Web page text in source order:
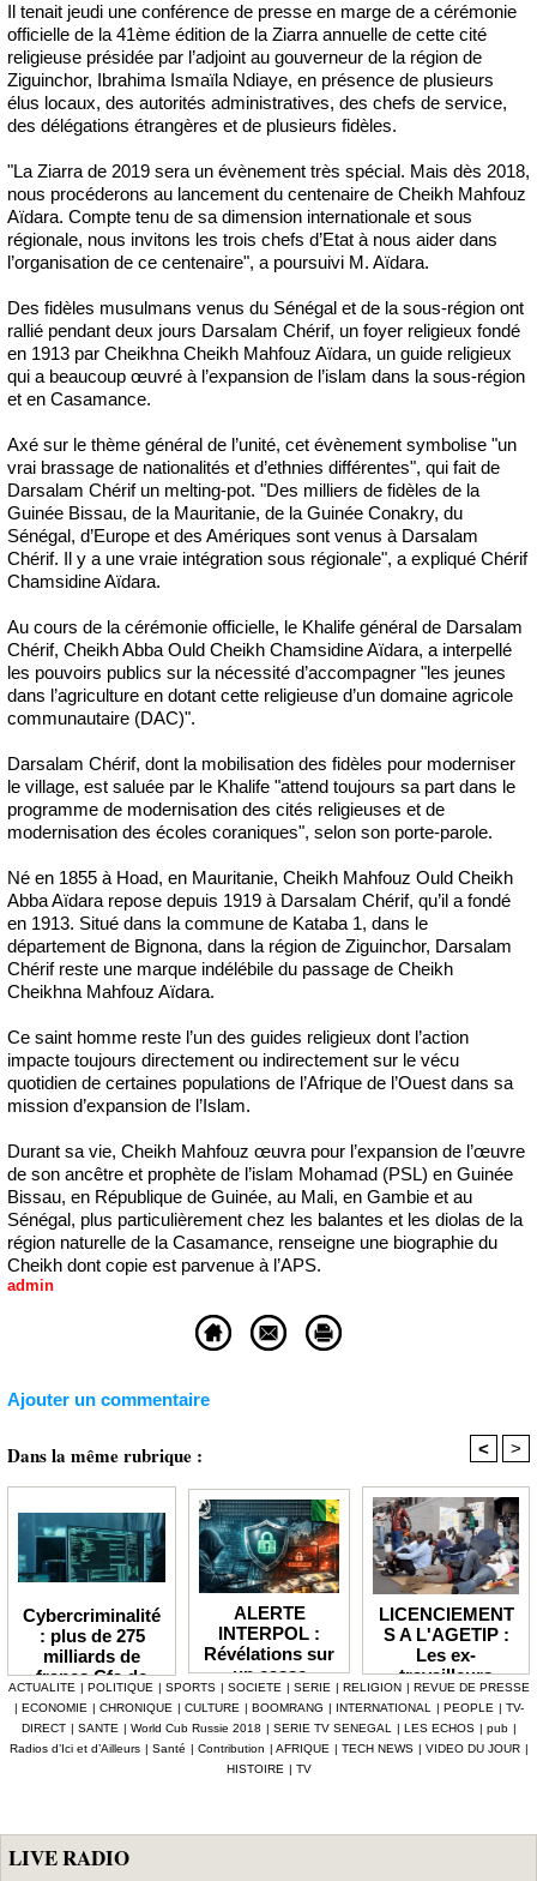
Il tenait jeudi une conférence de presse en marge de a cérémonie
officielle de la 41ème édition de la Ziarra annuelle de cette cité
religieuse présidée par l’adjoint au gouverneur de la région de
Ziguinchor, Ibrahima Ismaïla Ndiaye, en présence de plusieurs
élus locaux, des autorités administratives, des chefs de service,
des délégations étrangères et de plusieurs fidèles.
"La Ziarra de 2019 sera un évènement très spécial. Mais dès 2018,
nous procéderons au lancement du centenaire de Cheikh Mahfouz
Aïdara. Compte tenu de sa dimension internationale et sous
régionale, nous invitons les trois chefs d’Etat à nous aider dans
l’organisation de ce centenaire", a poursuivi M. Aïdara.
Des fidèles musulmans venus du Sénégal et de la sous-région ont
rallié pendant deux jours Darsalam Chérif, un foyer religieux fondé
en 1913 par Cheikhna Cheikh Mahfouz Aïdara, un guide religieux
qui a beaucoup œuvré à l’expansion de l’islam dans la sous-région
et en Casamance.
Axé sur le thème général de l’unité, cet évènement symbolise "un
vrai brassage de nationalités et d’ethnies différentes", qui fait de
Darsalam Chérif un melting-pot. "Des milliers de fidèles de la
Guinée Bissau, de la Mauritanie, de la Guinée Conakry, du
Sénégal, d’Europe et des Amériques sont venus à Darsalam
Chérif. Il y a une vraie intégration sous régionale", a expliqué Chérif
Chamsidine Aïdara.
Au cours de la cérémonie officielle, le Khalife général de Darsalam
Chérif, Cheikh Abba Ould Cheikh Chamsidine Aïdara, a interpellé
les pouvoirs publics sur la nécessité d’accompagner "les jeunes
dans l’agriculture en dotant cette religieuse d’un domaine agricole
communautaire (DAC)".
Darsalam Chérif, dont la mobilisation des fidèles pour moderniser
le village, est saluée par le Khalife "attend toujours sa part dans le
programme de modernisation des cités religieuses et de
modernisation des écoles coraniques", selon son porte-parole.
Né en 1855 à Hoad, en Mauritanie, Cheikh Mahfouz Ould Cheikh
Abba Aïdara repose depuis 1919 à Darsalam Chérif, qu’il a fondé
en 1913. Situé dans la commune de Kataba 1, dans le
département de Bignona, dans la région de Ziguinchor, Darsalam
Chérif reste une marque indélébile du passage de Cheikh
Cheikhna Mahfouz Aïdara.
Ce saint homme reste l’un des guides religieux dont l’action
impacte toujours directement ou indirectement sur le vécu
quotidien de certaines populations de l’Afrique de l’Ouest dans sa
mission d’expansion de l’Islam.
Durant sa vie, Cheikh Mahfouz œuvra pour l’expansion de l’œuvre
de son ancêtre et prophète de l’islam Mohamad (PSL) en Guinée
Bissau, en République de Guinée, au Mali, en Gambie et au
Sénégal, plus particulièrement chez les balantes et les diolas de la
région naturelle de la Casamance, renseigne une biographie du
Cheikh dont copie est parvenue à l’APS.
admin
Ajouter un commentaire
Dans la même rubrique : < >
Cybercriminalité
: plus de 275
milliards de
francs Cfa de
pertes
enregistrées en
Afrique depuis
2024 (Interpol)
ALERTE
INTERPOL :
Révélations sur
un casse
numérique à 4,7
milliards F Cfa
ciblant le
secteur pétrolier
au Sénégal
LICENCIEMENT
S A L'AGETIP :
Les ex-
travailleurs
dénoncent une
gestion
«népotique» et
interpellent le
ACTUALITE POLITIQUE SPORTS SOCIETE SERIE RELIGION
REVUE DE PRESSE
ECONOMIE CHRONIQUE CULTURE BOOMRANG INTERNATIONAL PEOPLE
TV-
DIRECT
SANTE World Cub Russie 2018 SERIE TV SENEGAL LES ECHOS pub
Radios d’Ici et d’Ailleurs
Santé Contribution AFRIQUE TECH NEWS VIDEO DU JOUR
HISTOIRE
TV
LIVE RADIO